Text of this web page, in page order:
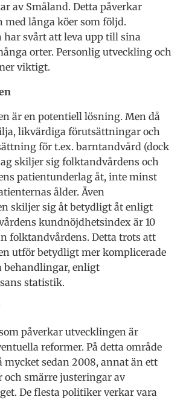
av Småland. Detta påverkar
långa köer som följd.
har svårt att leva upp till sina
orter. Personlig utveckling och
viktigt.
är en potentiell lösning. Men då
likvärdiga förutsättningar och
för t.ex. barntandvård (dock
skiljer sig folktandvårdens och
patientunderlag åt, inte minst
ålder. Även
skiljer sig åt betydligt åt enligt
kundnöjdhetsindex är 10
folktandvårdens. Detta trots att
utför betydligt mer komplicerade
behandlingar, enligt
statistik.
påverkar utvecklingen är
reformer. På detta område
mycket sedan 2008, annat än ett
smärre justeringar av
De flesta politiker verkar vara